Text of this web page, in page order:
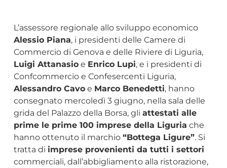
L’assessore regionale allo sviluppo economico
Alessio Piana, i presidenti delle Camere di
Commercio di Genova e delle Riviere di Liguria,
Luigi Attanasioe Enrico Lupi, e i presidenti di
Confcommercio e Confesercenti Liguria,
Alessandro Cavoe Marco Benedetti, hanno
consegnato mercoledì 3 giugno, nella sala delle
grida del Palazzo della Borsa, gli attestati alle
prime le prime 100 imprese della Liguria che
hanno ottenuto il marchio “Bottega Ligure”. Si
tratta di imprese provenienti da tutti i settori
commerciali, dall’abbigliamento alla ristorazione,